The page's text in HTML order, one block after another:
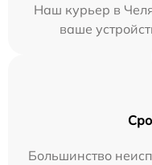
Наш курьер в
ваше
Большинство